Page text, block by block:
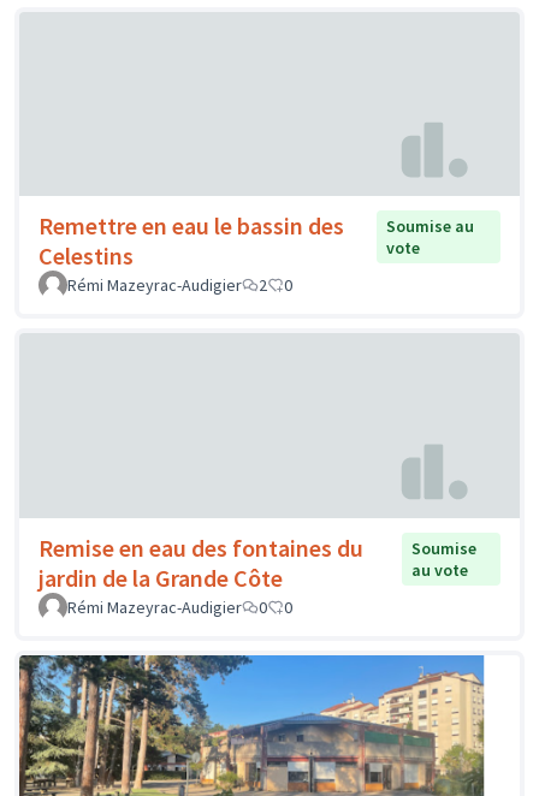
Remettre en eau le bassin des
Celestins
Soumise au
vote
Rémi Mazeyrac-Audigier
2 0
Remise en eau des fontaines du
jardin de la Grande Côte
Soumise
au vote
Rémi Mazeyrac-Audigier
0 0